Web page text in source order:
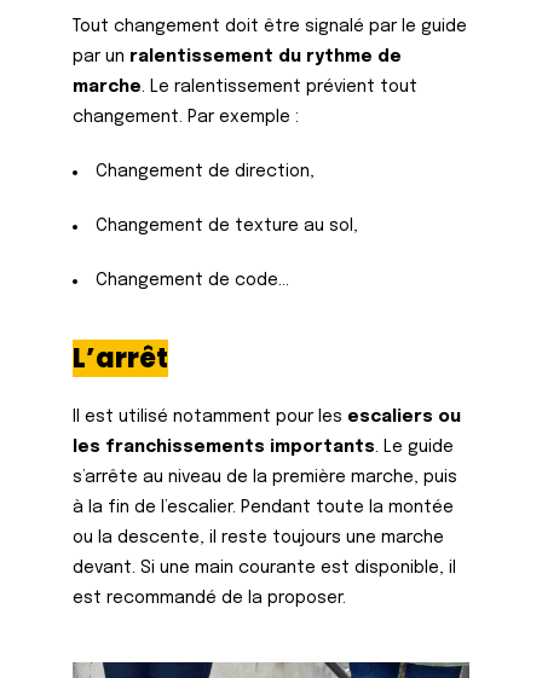
Tout changement doit être signalé par le guide
par un ralentissement du rythme de
marche. Le ralentissement prévient tout
changement. Par exemple :
Changement de direction,
Changement de texture au sol,
Changement de code…
L’arrêt
Il est utilisé notamment pour les escaliers ou
les franchissements importants. Le guide
s’arrête au niveau de la première marche, puis
à la fin de l’escalier. Pendant toute la montée
ou la descente, il reste toujours une marche
devant. Si une main courante est disponible, il
est recommandé de la proposer.